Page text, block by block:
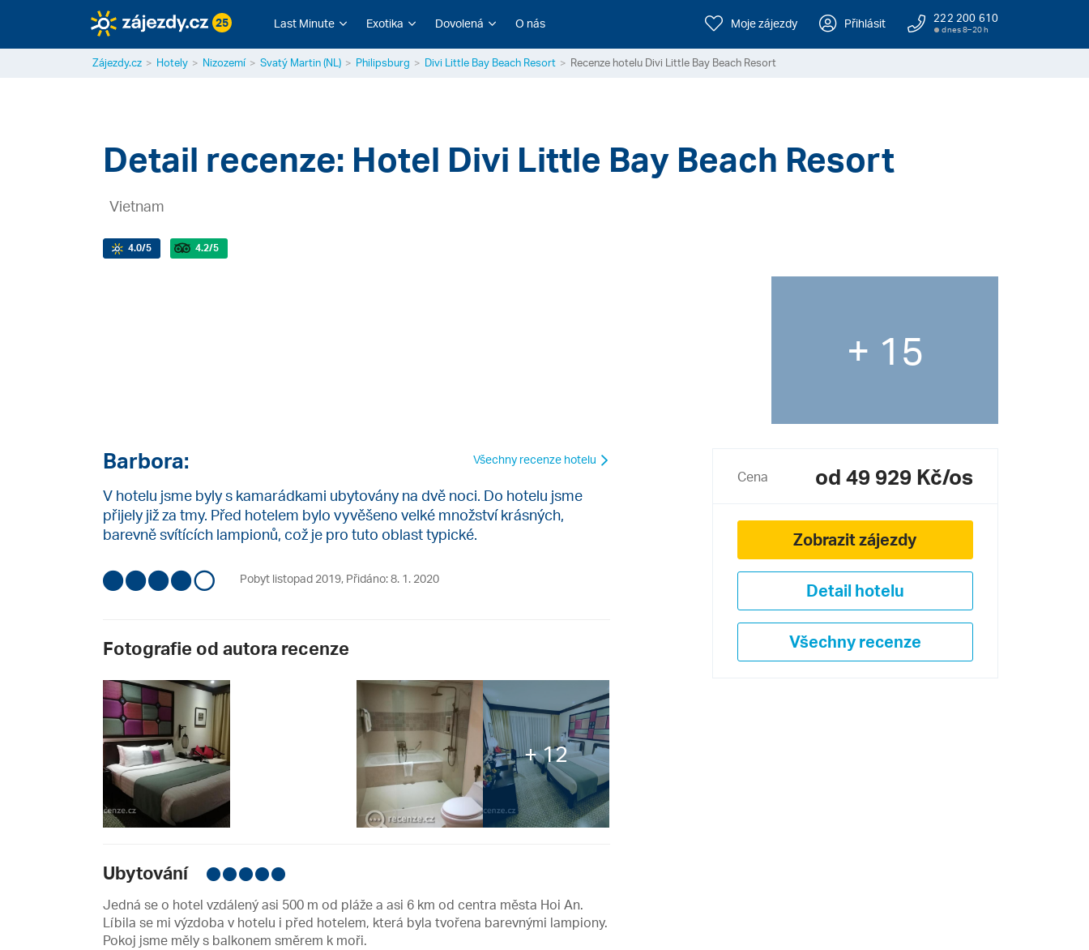
25 Last Minute Exotika Dovolená O nás Moje zájezdy Přihlásit 222 200 610
dnes 8–20 h
Zájezdy.cz Hotely Nizozemí Svatý Martin (NL) Philipsburg Divi Little Bay Beach Resort Recenze hotelu Divi Little Bay Beach Resort
Detail recenze: Hotel Divi Little Bay Beach Resort
Vietnam
4.0/5 4.2/5
+ 15
Cena od 49 929 Kč/os
Zobrazit zájezdy
Detail hotelu
Všechny recenze
Všechny recenze hotelu
Barbora:
V hotelu jsme byly s kamarádkami ubytovány na dvě noci. Do hotelu jsme
přijely již za tmy. Před hotelem bylo vyvěšeno velké množství krásných,
barevně svítících lampionů, což je pro tuto oblast typické.
Pobyt listopad 2019, Přidáno: 8. 1. 2020
Fotografie od autora recenze
+ 12
Ubytování
Jedná se o hotel vzdálený asi 500 m od pláže a asi 6 km od centra města Hoi An.
Líbila se mi výzdoba v hotelu i před hotelem, která byla tvořena barevnými lampiony.
Pokoj jsme měly s balkonem směrem k moři.